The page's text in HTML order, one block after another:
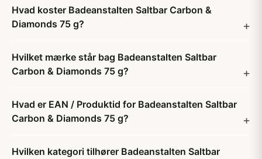
Hvad koster Badeanstalten Saltbar Carbon &
Diamonds 75 g?
Hvilket mærke står bag Badeanstalten Saltbar
Carbon & Diamonds 75 g?
Hvad er EAN / Produktid for Badeanstalten Saltbar
Carbon & Diamonds 75 g?
Hvilken kategori tilhører Badeanstalten Saltbar